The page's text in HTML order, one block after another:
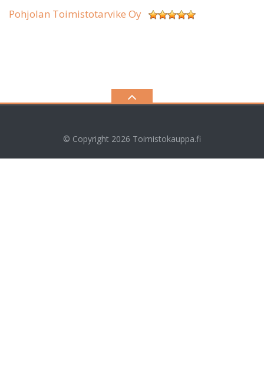
Pohjolan Toimistotarvike Oy
© Copyright 2026 Toimistokauppa.fi